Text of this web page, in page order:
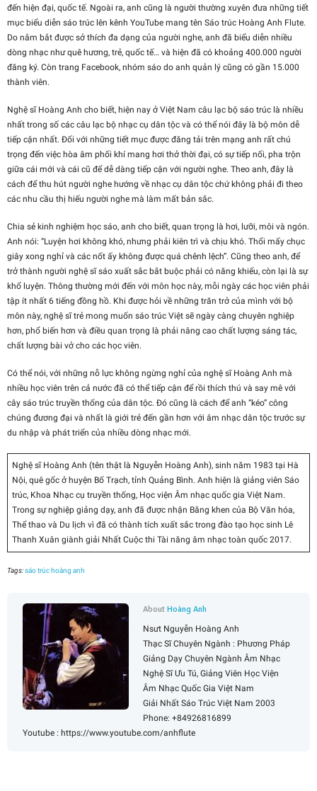
đến hiện đại, quốc tế. Ngoài ra, anh cũng là người thường xuyên đưa những tiết
mục biểu diễn sáo trúc lên kênh YouTube mang tên Sáo trúc Hoàng Anh Flute.
Do nắm bắt được sở thích đa dạng của người nghe, anh đã biểu diễn nhiều
dòng nhạc như quê hương, trẻ, quốc tế… và hiện đã có khoảng 400.000 người
đăng ký. Còn trang Facebook, nhóm sáo do anh quản lý cũng có gần 15.000
thành viên.
Nghệ sĩ Hoàng Anh cho biết, hiện nay ở Việt Nam câu lạc bộ sáo trúc là nhiều
nhất trong số các câu lạc bộ nhạc cụ dân tộc và có thể nói đây là bộ môn dễ
tiếp cận nhất. Đối với những tiết mục được đăng tải trên mạng anh rất chú
trọng đến việc hòa âm phối khí mang hơi thở thời đại, có sự tiếp nối, pha trộn
giữa cái mới và cái cũ để dễ dàng tiếp cận với người nghe. Theo anh, đây là
cách để thu hút người nghe hướng về nhạc cụ dân tộc chứ không phải đi theo
các nhu cầu thị hiếu người nghe mà làm mất bản sắc.
Chia sẻ kinh nghiệm học sáo, anh cho biết, quan trọng là hơi, lưỡi, môi và ngón.
Anh nói: “Luyện hơi không khó, nhưng phải kiên trì và chịu khó. Thổi mấy chục
giây xong nghỉ và các nốt ấy không được quá chênh lệch”. Cũng theo anh, để
trở thành người nghệ sĩ sáo xuất sắc bắt buộc phải có năng khiếu, còn lại là sự
khổ luyện. Thông thường mới đến với môn học này, mỗi ngày các học viên phải
tập ít nhất 6 tiếng đồng hồ. Khi được hỏi về những trăn trở của mình với bộ
môn này, nghệ sĩ trẻ mong muốn sáo trúc Việt sẽ ngày càng chuyên nghiệp
hơn, phổ biến hơn và điều quan trọng là phải nâng cao chất lượng sáng tác,
chất lượng bài vở cho các học viên.
Có thể nói, với những nỗ lực không ngừng nghỉ của nghệ sĩ Hoàng Anh mà
nhiều học viên trên cả nước đã có thể tiếp cận để rồi thích thú và say mê với
cây sáo trúc truyền thống của dân tộc. Đó cũng là cách để anh “kéo” công
chúng đương đại và nhất là giới trẻ đến gần hơn với âm nhạc dân tộc trước sự
du nhập và phát triển của nhiều dòng nhạc mới.
Nghệ sĩ Hoàng Anh (tên thật là Nguyễn Hoàng Anh), sinh năm 1983 tại Hà
Nội, quê gốc ở huyện Bố Trạch, tỉnh Quảng Bình. Anh hiện là giảng viên Sáo
trúc, Khoa Nhạc cụ truyền thống, Học viện Âm nhạc quốc gia Việt Nam.
Trong sự nghiệp giảng dạy, anh đã được nhận Bằng khen của Bộ Văn hóa,
Thể thao và Du lịch vì đã có thành tích xuất sắc trong đào tạo học sinh Lê
Thanh Xuân giành giải Nhất Cuộc thi Tài năng âm nhạc toàn quốc 2017.
Tags:sáo trúc hoàng anh
AboutHoàng Anh
Nsưt Nguyễn Hoàng Anh
Thạc Sĩ Chuyên Ngành : Phương Pháp
Giảng Dạy Chuyên Ngành Âm Nhạc
Nghệ Sĩ Ưu Tú, Giảng Viên Học Viện
Âm Nhạc Quốc Gia Việt Nam
Giải Nhất Sáo Trúc Việt Nam 2003
Phone: +84926816899
Youtube : https://www.youtube.com/anhflute